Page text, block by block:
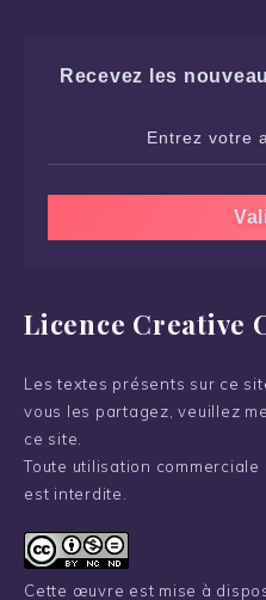
Recevez les
Licence Creative
Les textes présents sur ce
vous les partagez, veuillez
ce site.
Toute utilisation
est interdite.
Cette œuvre est mise à